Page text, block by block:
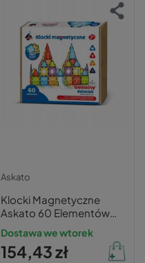
Askato
Klocki Magnetyczne
Askato 60 Elementów
Edukacyjne
Dostawa we wtorek
154,43 zł